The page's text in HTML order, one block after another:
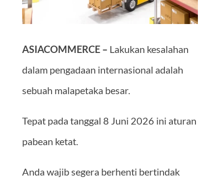
ASIACOMMERCE – Lakukan kesalahan
dalam pengadaan internasional adalah
sebuah malapetaka besar.
Tepat pada tanggal 8 Juni 2026 ini aturan
pabean ketat.
Anda wajib segera berhenti bertindak